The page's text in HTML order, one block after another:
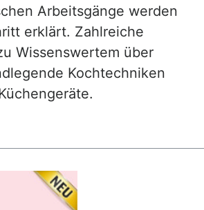
Arbeitsgänge werden
erklärt. Zahlreiche
Wissenswertem über
Kochtechniken